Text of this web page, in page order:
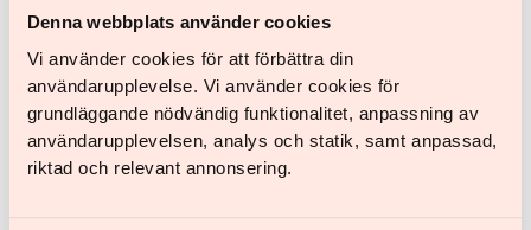
Denna webbplats använder cookies
Vi använder cookies för att förbättra din
användarupplevelse. Vi använder cookies för
grundläggande nödvändig funktionalitet, anpassning av
användarupplevelsen, analys och statik, samt anpassad,
riktad och relevant annonsering.
Kom igång
Kom igång
Har du några frågor?
Svar inom 24 timmar.